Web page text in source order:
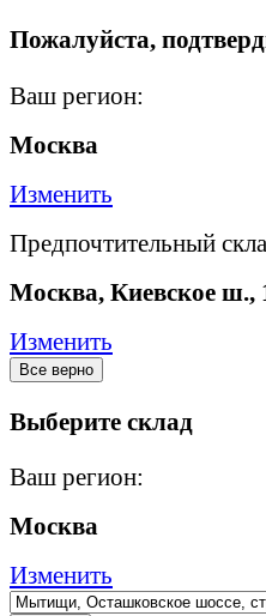
Пожалуйста,
Ваш регион:
Москва
Изменить
Предпочтительный
Москва, Киевское
Изменить
Все верно
Выберите склад
Ваш регион:
Москва
Изменить